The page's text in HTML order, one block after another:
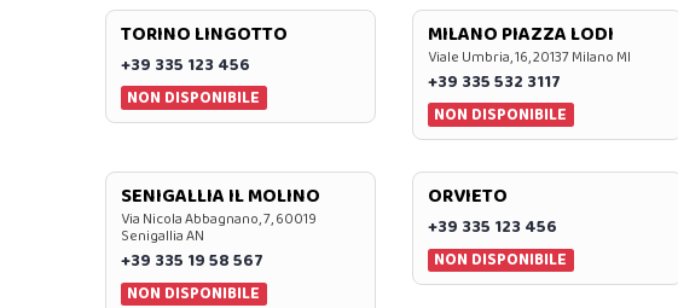
TORINO LINGOTTO
+39 335 123 456
NON DISPONIBILE
MILANO PIAZZA LODI
Viale Umbria, 16, 20137 Milano MI
+39 335 532 3117
NON DISPONIBILE
SENIGALLIA IL MOLINO
Via Nicola Abbagnano, 7, 60019
Senigallia AN
+39 335 19 58 567
NON DISPONIBILE
ORVIETO
+39 335 123 456
NON DISPONIBILE